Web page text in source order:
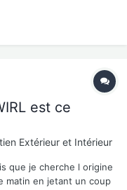
a un ralenti instable et
est ce
Extérieur et Intérieur
que je cherche l origine
matin en jetant un coup